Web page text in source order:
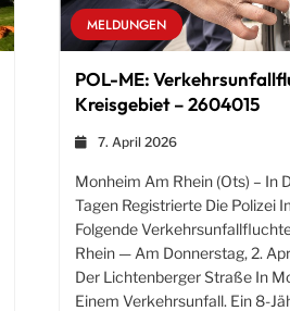
MELDUNGEN
POL-ME:
Kreisgebiet – 2604015
7. April 2026
Monheim Am Rhein (ots) – In
Tagen Registrierte Die Polizei
Folgende
Rhein — Am Donnerstag, 2.
Der Lichtenberger Straße In
Einem Verkehrsunfall. Ein 8-